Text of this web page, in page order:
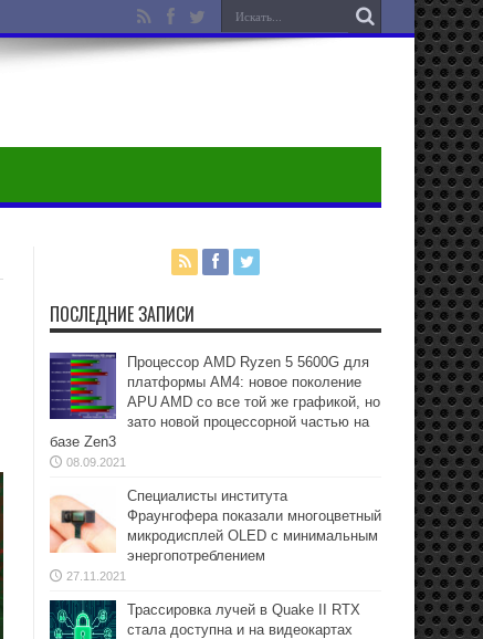
ПОСЛЕДНИЕ ЗАПИСИ
Процессор AMD Ryzen 5 5600G для
платформы АМ4: новое поколение
APU AMD со все той же графикой, но
зато новой процессорной частью на
базе Zen3
08.09.2021
Специалисты института
Фраунгофера показали многоцветный
микродисплей OLED с минимальным
энергопотреблением
27.11.2021
Трассировка лучей в Quake II RTX
стала доступна и на видеокартах